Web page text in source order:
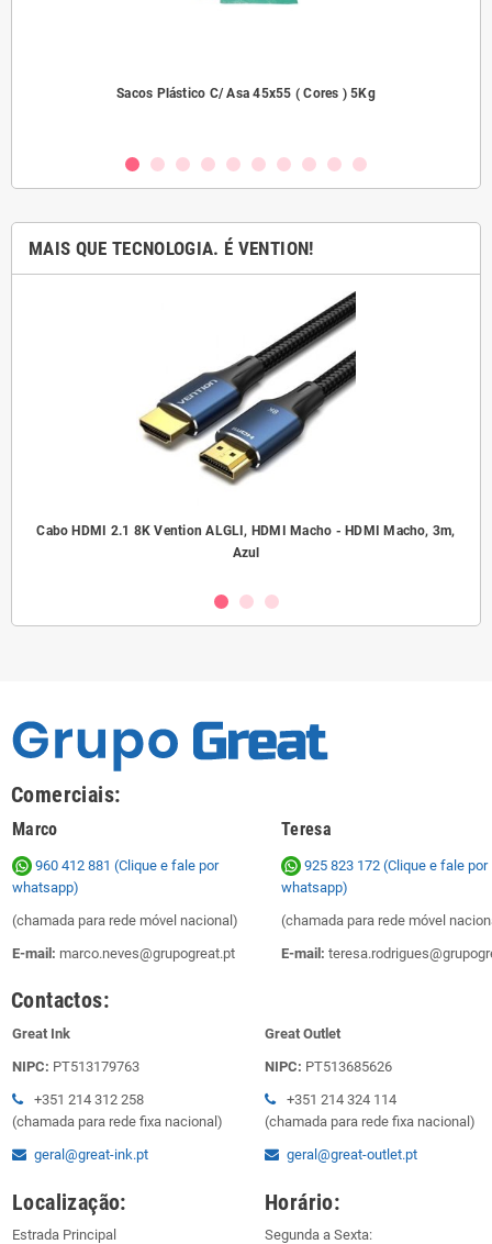
Sacos Plástico C/ Asa 45x55 ( Cores ) 5Kg
MAIS QUE TECNOLOGIA. É VENTION!
Cabo HDMI 2.1 8K Vention ALGLI, HDMI Macho - HDMI Macho, 3m,
Azul
Comerciais:
Marco Teresa
960 412 881 (Clique e fale por
whatsapp)
(chamada para rede móvel nacional)
E-mail: marco.neves@grupogreat.pt
925 823 172 (Clique e fale por
whatsapp)
(chamada para rede móvel
E-mail:
Contactos:
Great Ink
NIPC: PT513179763
+351 214 312 258
(chamada para rede fixa nacional)
geral@great-ink.pt
Great Outlet
NIPC: PT513685626
+351 214 324 114
(chamada para rede fixa nacional)
geral@great-outlet.pt
Localização:
Estrada Principal
Horário:
Segunda a Sexta: